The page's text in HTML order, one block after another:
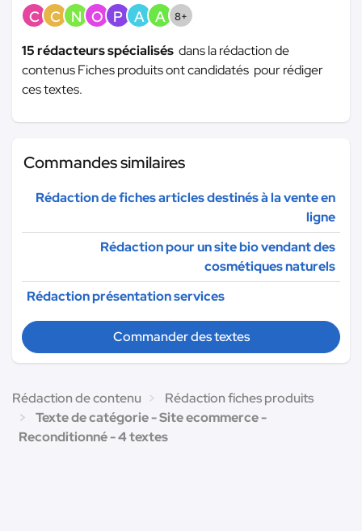
C C N O P A A 8+
15 rédacteurs spécialisés dans la rédaction de
contenus Fiches produits ont candidatés pour rédiger
ces textes.
Commandes similaires
Rédaction de fiches articles destinés à la vente en
ligne
Rédaction pour un site bio vendant des
cosmétiques naturels
Rédaction présentation services
Commander des textes
Rédaction de contenu
Rédaction fiches produits
Texte de catégorie - Site ecommerce -
Reconditionné - 4 textes